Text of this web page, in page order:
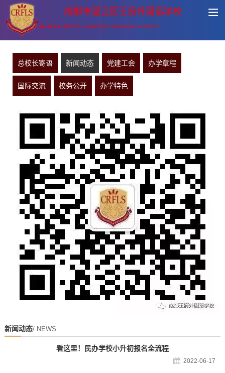
成都市温江区王府外国语学校
CHENGDU ROYAL FOREIGN LANGUAGE SCHOOL
总校长寄语 新闻动态 党建工会 办学章程
国际交流 校务公开 办学特色
新闻动态/ NEWS
看这里！民办学校小升初报名全流程
2022-06-17